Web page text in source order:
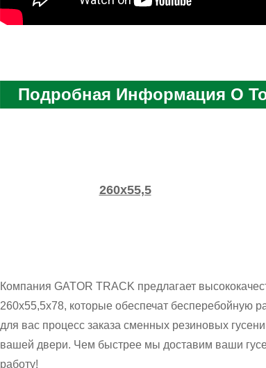
Подробная Информация О
260х55,5
Компания GATOR TRACK предлагает
260x55,5x78, которые обеспечат бесперебойную
для вас процесс заказа сменных резиновых
вашей двери. Чем быстрее мы доставим ваши
работу!